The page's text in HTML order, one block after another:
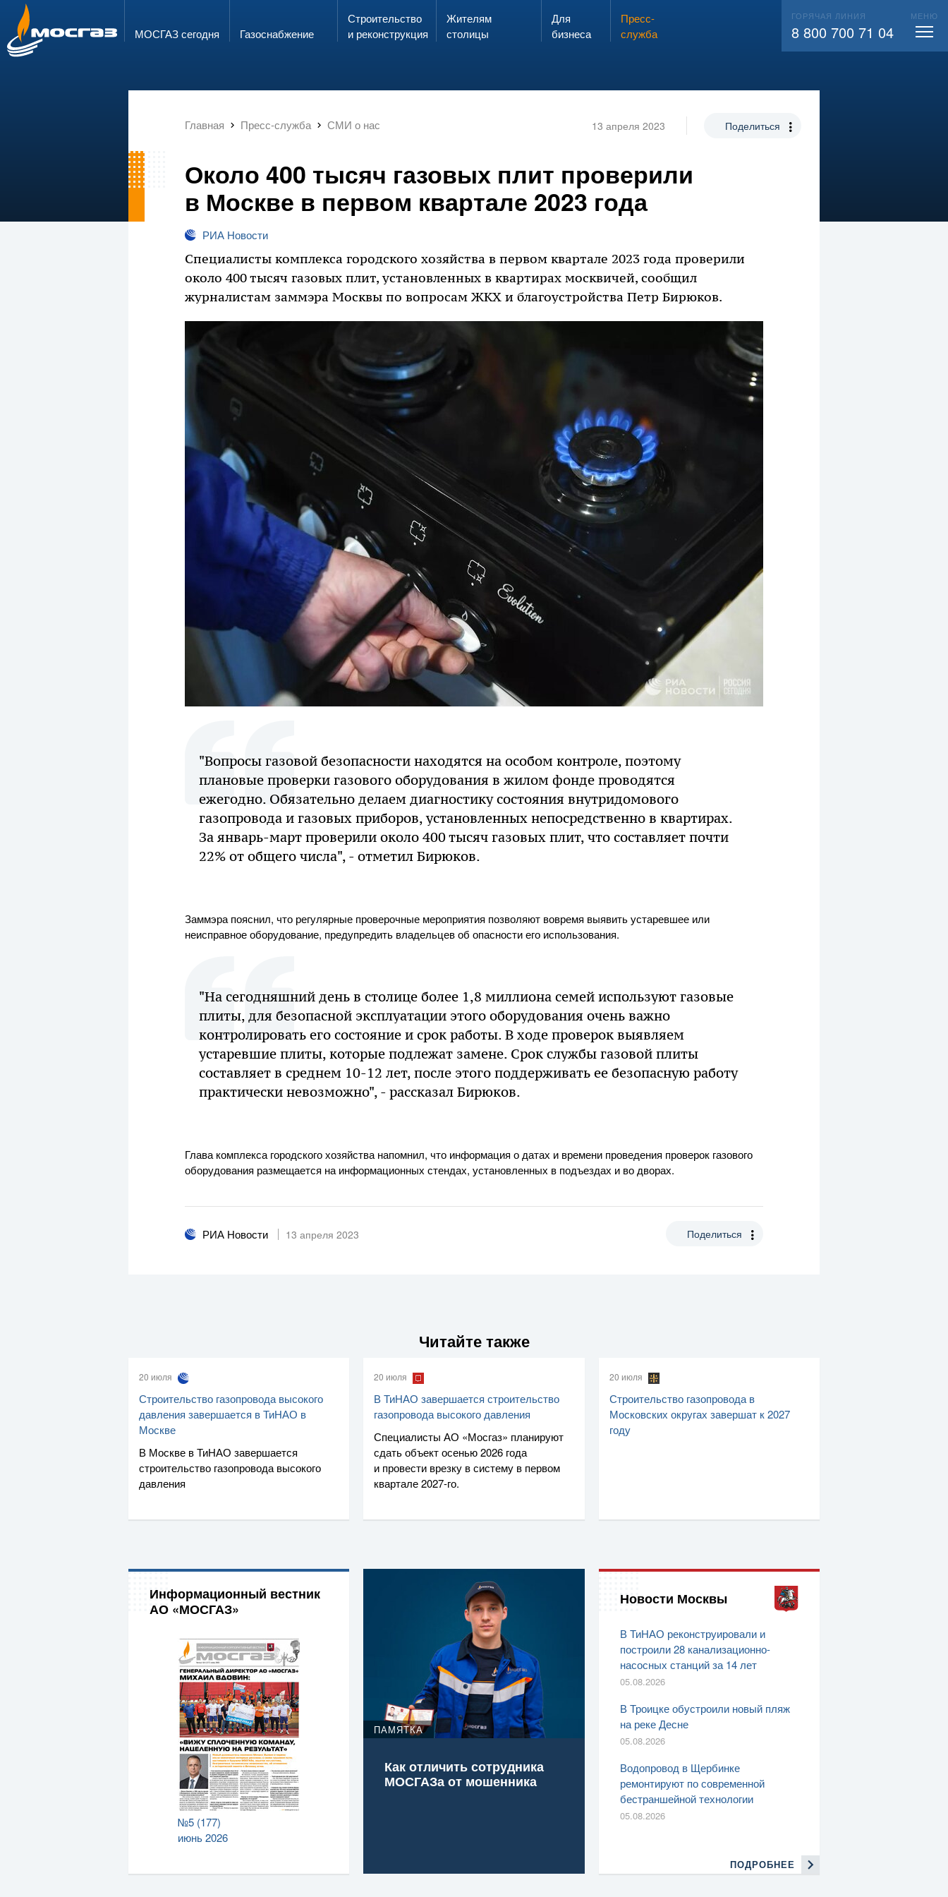
Запах газа?
ЗВОНИ 104 ВЫЗВАТЬ СЛЕСАРЯ
ГОРЯЧАЯ ЛИНИЯ
8 800 700 71 04 info@mos-gaz.ru
МОСГАЗ сегодня Газо­снабжение
Строительство
и реконструкция
Жителям
столицы
Для
бизнеса
Пресс-
служба
ГОРЯЧАЯ ЛИНИЯ
8 800 700 71 04
МЕНЮ
Главная Пресс-служба СМИ о нас 13 апреля 2023 Поделиться
Около 400 тысяч газовых плит проверили
в Москве в первом квартале 2023 года
РИА Новости
Специалисты комплекса городского хозяйства в первом квартале 2023 года проверили
около 400 тысяч газовых плит, установленных в квартирах москвичей, сообщил
журналистам заммэра Москвы по вопросам ЖКХ и благоустройства Петр Бирюков.
"Вопросы газовой безопасности находятся на особом контроле, поэтому
плановые проверки газового оборудования в жилом фонде проводятся
ежегодно. Обязательно делаем диагностику состояния внутридомового
газопровода и газовых приборов, установленных непосредственно в квартирах.
За январь-март проверили около 400 тысяч газовых плит, что составляет почти
22% от общего числа", - отметил Бирюков.
Заммэра пояснил, что регулярные проверочные мероприятия позволяют вовремя выявить устаревшее или
неисправное оборудование, предупредить владельцев об опасности его использования.
"На сегодняшний день в столице более 1,8 миллиона семей используют газовые
плиты, для безопасной эксплуатации этого оборудования очень важно
контролировать его состояние и срок работы. В ходе проверок выявляем
устаревшие плиты, которые подлежат замене. Срок службы газовой плиты
составляет в среднем 10-12 лет, после этого поддерживать ее безопасную работу
практически невозможно", - рассказал Бирюков.
Глава комплекса городского хозяйства напомнил, что информация о датах и времени проведения проверок газового
оборудования размещается на информационных стендах, установленных в подъездах и во дворах.
РИА Новости 13 апреля 2023 Поделиться
Читайте также
20 июля
Строительство газопровода высокого
давления завершается в ТиНАО в
Москве
В Москве в ТиНАО завершается
строительство газопровода высокого
давления
20 июля
В ТиНАО завершается строительство
газопровода высокого давления
СпециалистыАО «Мосгаз» планируют
сдать объект осенью 2026 года
и провести врезку в систему в первом
квартале2027-го.
20 июля
Строительство газопровода в
Московских округах завершат к 2027
году
Информационный вестник
АО «МОСГАЗ»
№5 (177)
июнь 2026
ПАМЯТКА
Как отличить сотрудника
МОСГАЗа от мошенника
Новости Москвы
В ТиНАО реконструировали и
построили 28 канализационно-
насосных станций за 14 лет
05.08.2026
В Троицке обустроили новый пляж
на реке Десне
05.08.2026
Водопровод в Щербинке
ремонтируют по современной
бестраншейной технологии
05.08.2026
ПОДРОБНЕЕ